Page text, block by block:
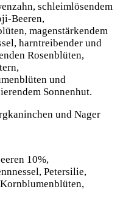
schleimlösendem
Beeren,
magenstärkendem
harntreibender und
Rosenblüten,
und
Sonnenhut.
und Nager
10%,
Petersilie,